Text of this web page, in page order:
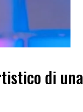
di una